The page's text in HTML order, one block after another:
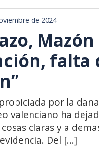
de 2024
Mazón
falta
por la
valenciano ha
claras y a
Del [...]